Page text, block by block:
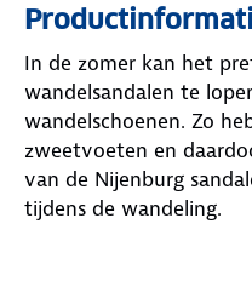
In de zomer kan het
wandelsandalen te
wandelschoenen. Zo
zweetvoeten en
van de Nijenburg
tijdens de wandeling.